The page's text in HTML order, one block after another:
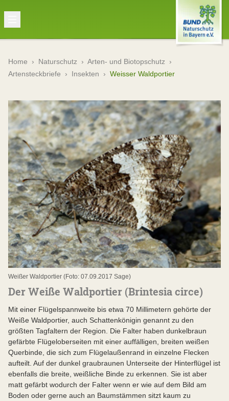
Home › Naturschutz › Arten- und Biotopschutz ›
Artensteckbriefe › Insekten › Weisser Waldportier
Weißer Waldportier (Foto: 07.09.2017 Sage)
Der Weiße Waldportier (Brintesia circe)
Mit einer Flügelspannweite bis etwa 70 Millimetern gehörte der
Weiße Waldportier, auch Schattenkönigin genannt zu den
größten Tagfaltern der Region. Die Falter haben dunkelbraun
gefärbte Flügeloberseiten mit einer auffälligen, breiten weißen
Querbinde, die sich zum Flügelaußenrand in einzelne Flecken
aufteilt. Auf der dunkel graubraunen Unterseite der Hinterflügel ist
ebenfalls die breite, weißliche Binde zu erkennen. Sie ist aber
matt gefärbt wodurch der Falter wenn er wie auf dem Bild am
Boden oder gerne auch an Baumstämmen sitzt kaum zu